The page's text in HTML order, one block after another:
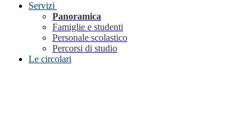
Servizi
Panoramica
Famiglie e studenti
Personale scolastico
Percorsi di studio
Le circolari